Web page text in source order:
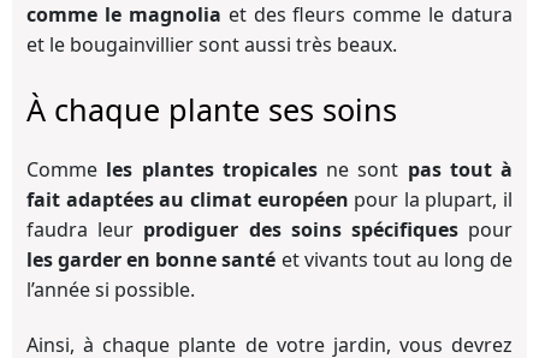
comme le magnolia et des fleurs comme le datura
et le bougainvillier sont aussi très beaux.
À chaque plante ses soins
Comme les plantes tropicalesne sont pas tout à
fait adaptées au climat européen pour la plupart, il
faudra leur prodiguer des soins spécifiquespour
les garder en bonne santé et vivants tout au long de
l’année si possible.
Ainsi, à chaque plante de votre jardin, vous devrez